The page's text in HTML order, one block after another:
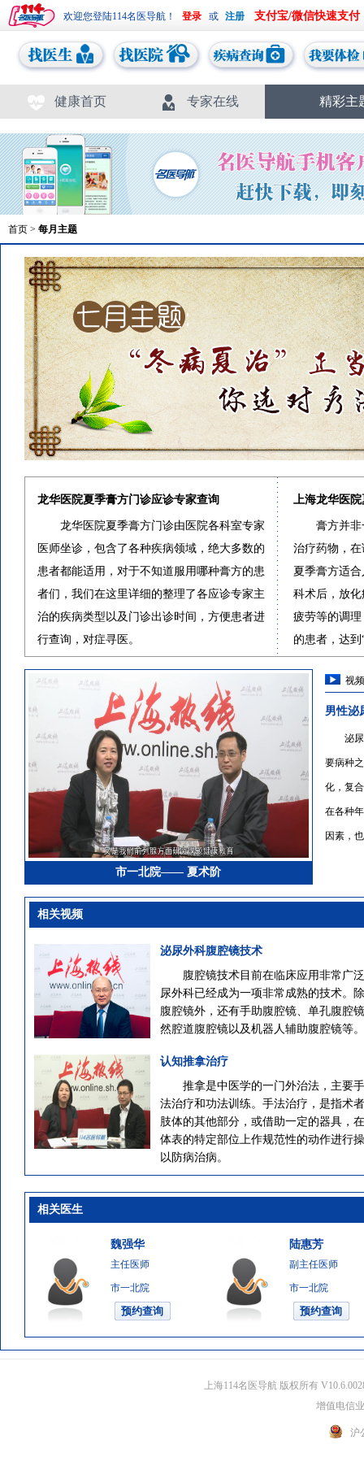
欢迎您登陆114名医导航！ 或 支付宝/微信快速支付
健康首页 专家在线 精彩主
首页 > 每月主题
龙华医院夏季膏方门诊应诊专家查询
龙华医院夏季膏方门诊由医院各科室专家
医师坐诊，包含了各种疾病领域，绝大多数的
患者都能适用，对于不知道服用哪种膏方的患
者们，我们在这里详细的整理了各应诊专家主
治的疾病类型以及门诊出诊时间，方便患者进
行查询，对症寻医。
上海龙华医
膏方并
治疗药物，
夏季膏方适
科术后，放
疲劳等的调
的患者，达
市一北院—— 夏术阶
视
男性泌
泌
要病种
化，复
在各种
因素，
相关视频
泌尿外科腹腔镜技术
腹腔镜技术目前在临床应用非常广
尿外科已经成为一项非常成熟的技术。
腹腔镜外，还有手助腹腔镜、单孔腹腔
然腔道腹腔镜以及机器人辅助腹腔镜等。
认知推拿治疗
推拿是中医学的一门外治法，主要
法治疗和功法训练。手法治疗，是指术
肢体的其他部分，或借助一定的器具，
体表的特定部位上作规范性的动作进行
以防病治病。
相关医生
魏强华
主任医师
市一北院
陆惠芳
副主任医师
市一北院
上海114名医导航 版权所有
增值电信
沪